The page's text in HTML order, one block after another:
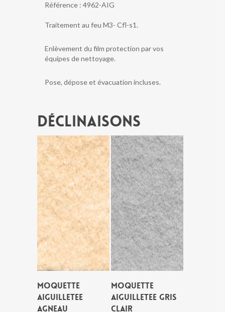
Référence : 4962-AIG
Traitement au feu M3- Cfl-s1.
Enlèvement du film protection par vos
équipes de nettoyage.
Pose, dépose et évacuation incluses.
Déclinaisons
MOQUETTE
AIGUILLETEE
AGNEAU
MOQUETTE
AIGUILLETEE GRIS
CLAIR